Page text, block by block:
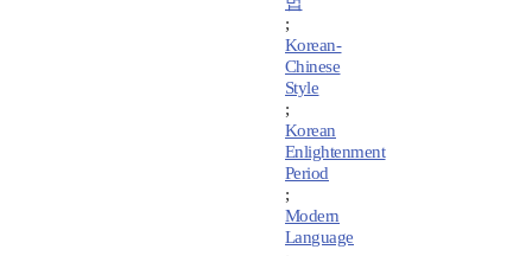
;
Korean-
Chinese
Style
;
Korean
Enlightenment
Period
;
Modern
Language